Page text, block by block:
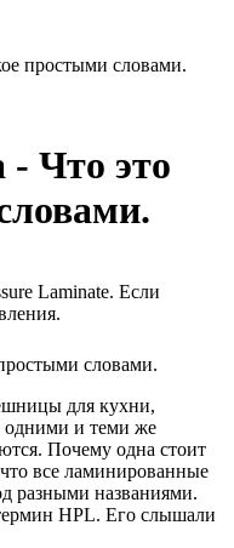
простыми словами.
Что это
Laminate. Если
для кухни,
одними и теми же
Почему одна стоит
все ламинированные
разными названиями.
HPL. Его слышали